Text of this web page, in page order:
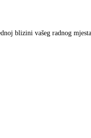
blizini vašeg radnog